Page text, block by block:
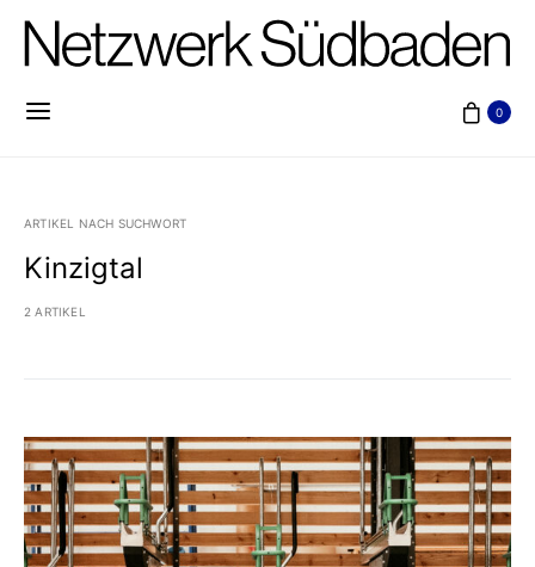
0
ARTIKEL NACH SUCHWORT
Kinzigtal
2 ARTIKEL